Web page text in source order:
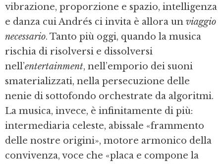
vibrazione, proporzione e spazio, intelligenza
e danza cui Andrés ci invita è allora un viaggio
necessario. Tanto più oggi, quando la musica
rischia di risolversi e dissolversi
nell’entertainment, nell’emporio dei suoni
smaterializzati, nella persecuzione delle
nenie di sottofondo orchestrate da algoritmi.
La musica, invece, è infinitamente di più:
intermediaria celeste, abissale «frammento
delle nostre origini», motore armonico della
convivenza, voce che «placa e compone la